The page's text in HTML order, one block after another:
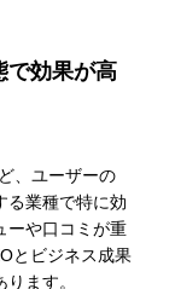
で効果が高
、ユーザーの
る業種で特に効
ーや口コミが重
とビジネス成果
ます。